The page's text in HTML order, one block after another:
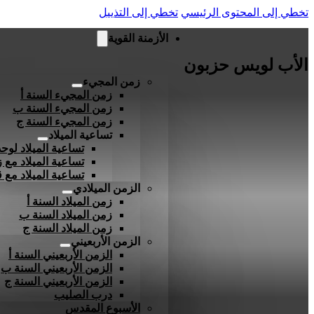
تخطي إلى المحتوى الرئيسي تخطي إلى التذييل
الأزمنة القوية
زمن المجيء
زمن المجيء السنة أ
زمن المجيء السنة ب
زمن المجيء السنة ج
تساعية الميلاد
تساعية الميلاد
تساعية الميلاد مع
تساعية الميلاد
الزمن الميلادي
زمن الميلاد السنة أ
زمن الميلاد السنة ب
زمن الميلاد السنة ج
الزمن الأربعيني
الزمن الأربعيني السنة أ
الزمن الأربعيني السنة ب
الزمن الأربعيني السنة ج
درب الصليب
الأسبوع المقدس
الأب لويس حزبون